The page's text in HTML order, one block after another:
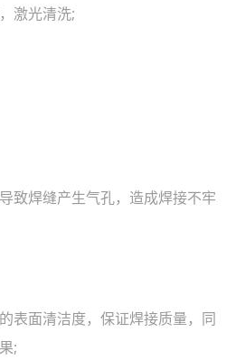
激光清洗;
焊缝产生气孔，造成焊接不牢
面清洁度，保证焊接质量，同
;